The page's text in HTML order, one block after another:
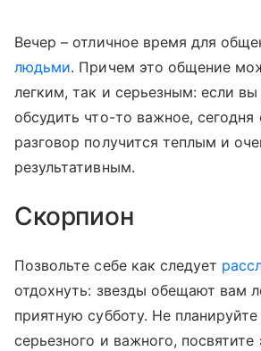
Вечер – отличное время для
людьми. Причем это общение
легким, так и серьезным: если
обсудить что-то важное,
разговор получится теплым и
результативным.
Скорпион
Позвольте себе как следует
отдохнуть: звезды обещают вам
приятную субботу. Не планируйте
серьезного и важного,